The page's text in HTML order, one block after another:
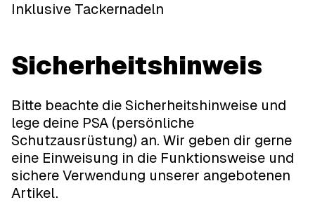
Inklusive Tackernadeln
Sicherheitshinweis
Bitte beachte die Sicherheitshinweise und
lege deine PSA (persönliche
Schutzausrüstung) an. Wir geben dir gerne
eine Einweisung in die Funktionsweise und
sichere Verwendung unserer angebotenen
Artikel.